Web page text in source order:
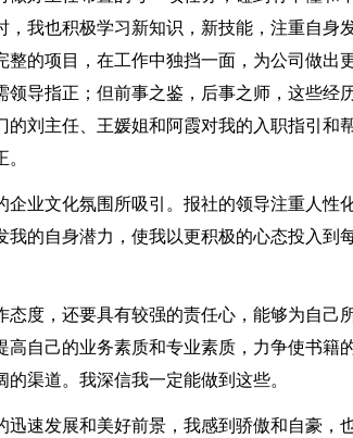
我也积极学习新知识，新技能，注重自身
的项目，在工作中独挡一面，为公司做出
导指正；但前事之鉴，后事之师，这些经
刘主任、王媛姐和阿霞对我的入职指引和
业文化氛围所吸引。报社的领导注重人性
的自身潜力，使我以更积极的心态投入到
度，还要具有较强的责任心，能够为自己
自己的业务素质和专业素质，力争使书籍
渠道。我深信我一定能做到这些。
速发展和美好前景，我感到骄傲和自豪，